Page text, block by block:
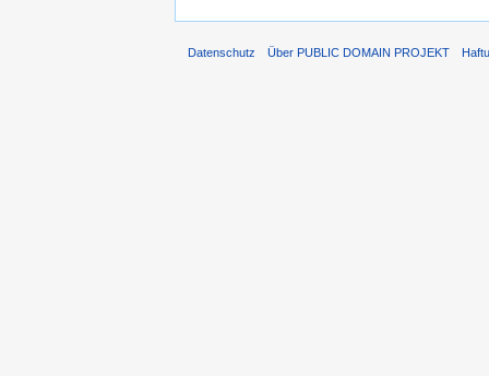
Datenschutz Über PUBLIC DOMAIN PROJEKT